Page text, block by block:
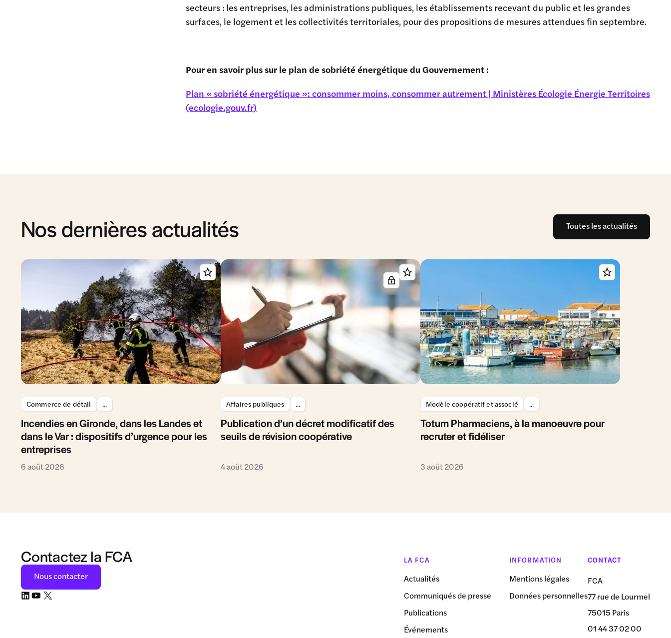
secteurs : les entreprises, les administrations publiques, les établissements recevant du public et les grandes
surfaces, le logement et les collectivités territoriales, pour des propositions de mesures attendues fin septembre.
Pour en savoir plus sur le plan de sobriété énergétique du Gouvernement :
Plan « sobriété énergétique »: consommer moins, consommer autrement | Ministères Écologie Énergie Territoires
(ecologie.gouv.fr)
Nos dernières actualités Toutes les actualités
Commerce de détail ...
Incendies en Gironde, dans les Landes et
dans le Var : dispositifs d’urgence pour les
entreprises
6 août 2026
Affaires publiques ...
Publication d’un décret modificatif des
seuils de révision coopérative
4 août 2026
Modèle coopératif et associé ...
Totum Pharmaciens, à la manoeuvre pour
recruter et fidéliser
3 août 2026
Contactez la FCA
Nous contacter
LA FCA
Actualités
Communiqués de presse
Publications
Événements
INFORMATION
Mentions légales
Données personnelles
CONTACT
FCA
77 rue de Lourmel
75015 Paris
01 44 37 02 00